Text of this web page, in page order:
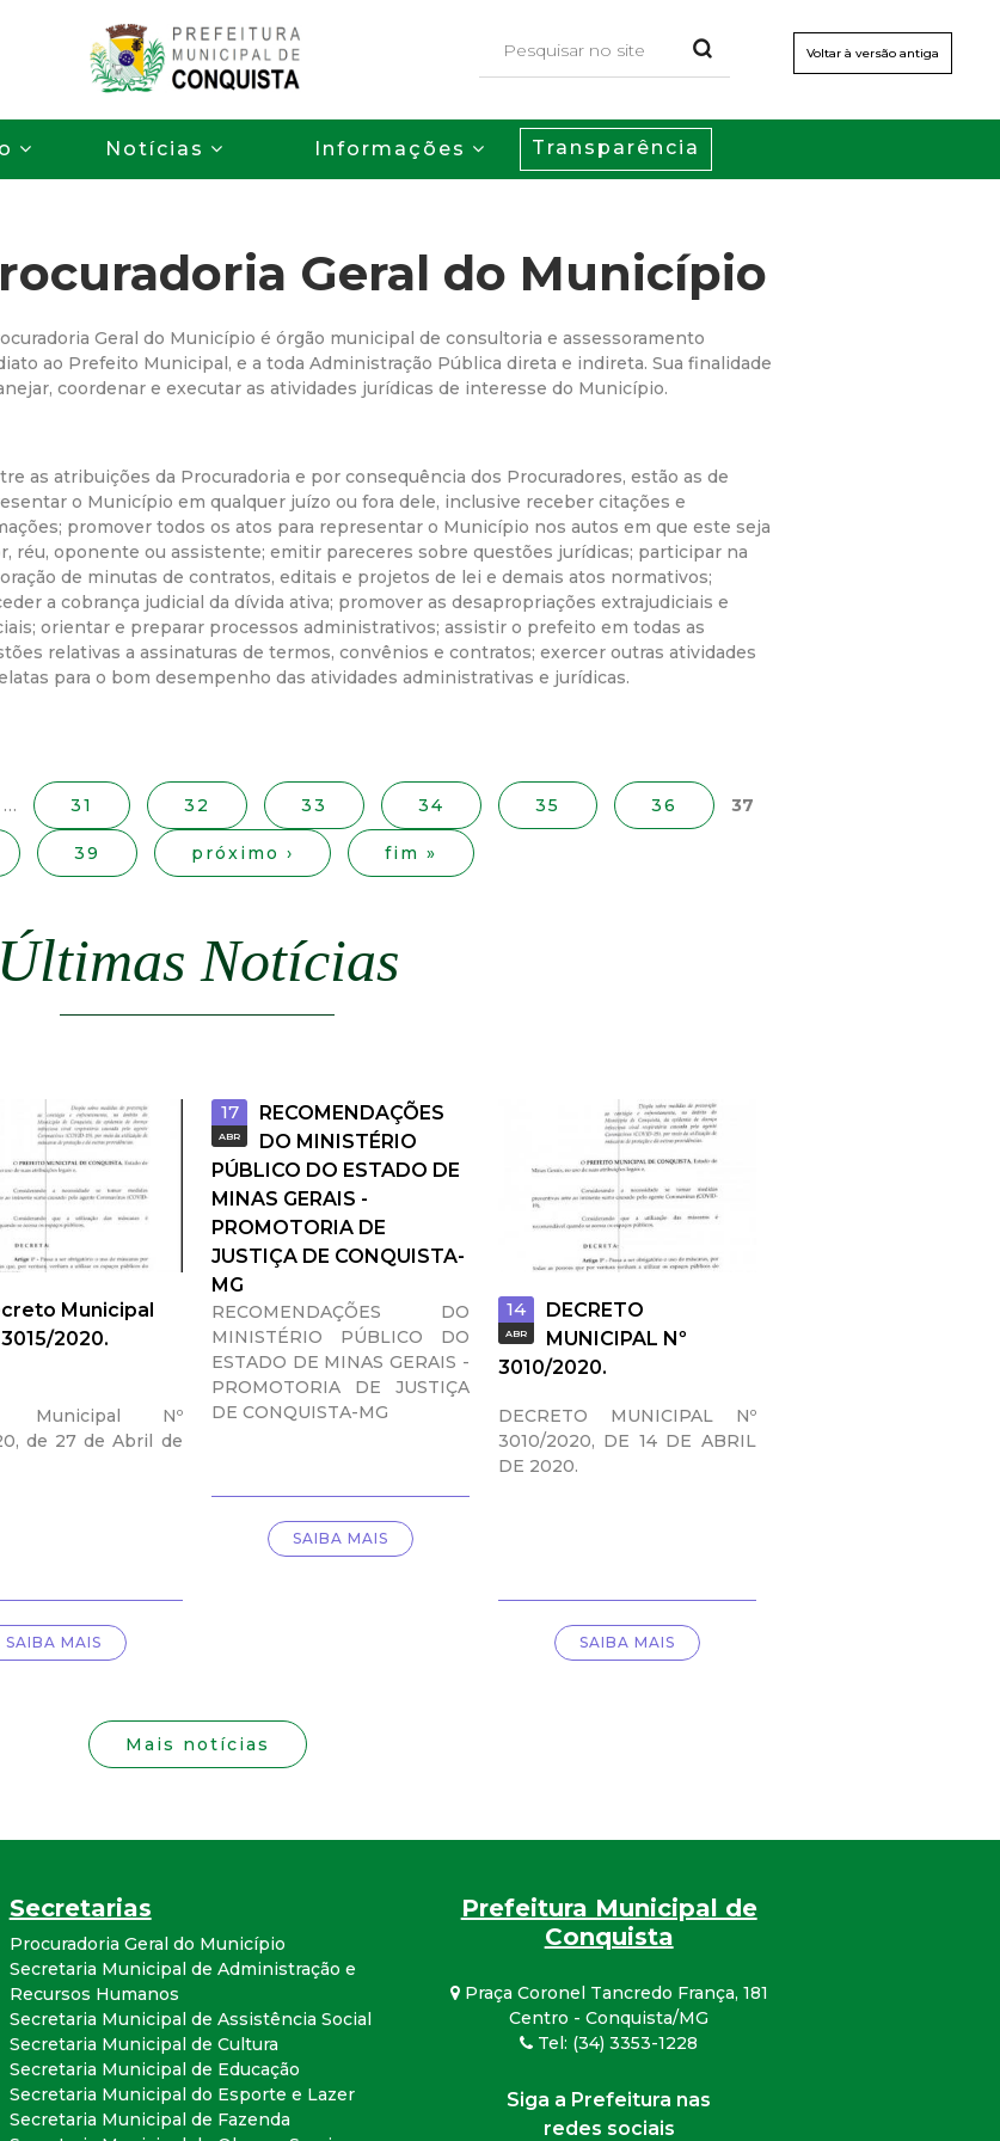
para
o
conteúdo
principal
Voltar à versão antiga
P
r
f
e
i
t
u
r
a
M
n
i
c
i
l
d
e
C
n
i
s
M
G
Notícias Informações Transparência
Geral do Município
Geral do Município é órgão municipal de consultoria e assessoramento
ao Prefeito Municipal, e a toda Administração Pública direta e indireta. Sua finalidade
coordenar e executar as atividades jurídicas de interesse do Município.
as atribuições da Procuradoria e por consequência dos Procuradores, estão as de
o Município em qualquer juízo ou fora dele, inclusive receber citações e
promover todos os atos para representar o Município nos autos em que este seja
réu, oponente ou assistente; emitir pareceres sobre questões jurídicas; participar na
de minutas de contratos, editais e projetos de lei e demais atos normativos;
a cobrança judicial da dívida ativa; promover as desapropriações extrajudiciais e
orientar e preparar processos administrativos; assistir o prefeito em todas as
relativas a assinaturas de termos, convênios e contratos; exercer outras atividades
para o bom desempenho das atividades administrativas e jurídicas.
… 31 32 33 34 35 36 37
39 próximo › fim »
Últimas Notícias
Municipal
3015/2020.
Municipal Nº
de 27 de Abril de
SAIBA MAIS
17
ABR
RECOMENDAÇÕES
DO MINISTÉRIO
PÚBLICO DO ESTADO DE
MINAS GERAIS -
PROMOTORIA DE
JUSTIÇA DE CONQUISTA-
MG
RECOMENDAÇÕES DO
MINISTÉRIO PÚBLICO DO
ESTADO DE MINAS GERAIS -
PROMOTORIA DE JUSTIÇA
DE CONQUISTA-MG
SAIBA MAIS
14
ABR
DECRETO
MUNICIPAL Nº
3010/2020.
DECRETO MUNICIPAL Nº
3010/2020, DE 14 DE ABRIL
DE 2020.
SAIBA MAIS
Mais notícias
Secretarias
Procuradoria Geral do Município
Secretaria Municipal de Administração e
Recursos Humanos
Secretaria Municipal de Assistência Social
Secretaria Municipal de Cultura
Secretaria Municipal de Educação
Secretaria Municipal do Esporte e Lazer
Secretaria Municipal de Fazenda
Prefeitura Municipal de
Conquista
Praça Coronel Tancredo França, 181
Centro - Conquista/MG
Tel: (34) 3353-1228
Siga a Prefeitura nas
redes sociais